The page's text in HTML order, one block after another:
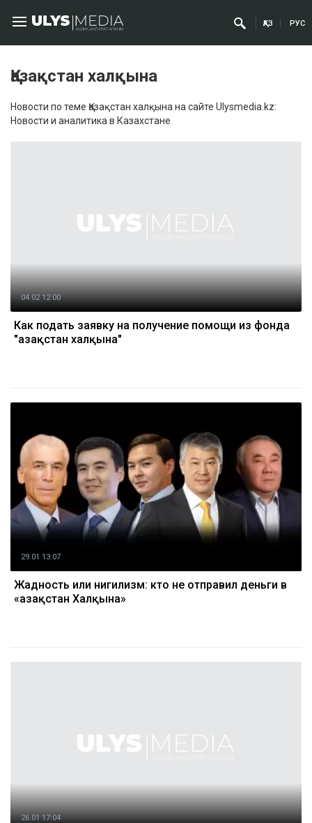
ҚАЗ РУС
Қазақстан халқына
Новости по теме Қазақстан халқына на сайте Ulysmedia.kz:
Новости и аналитика в Казахстане
04.02 12:00
Как подать заявку на получение помощи из фонда
"Қазақстан халқына"
29.01 13:07
Жадность или нигилизм: кто не отправил деньги в
«Қазақстан Халқына»
26.01 17:04